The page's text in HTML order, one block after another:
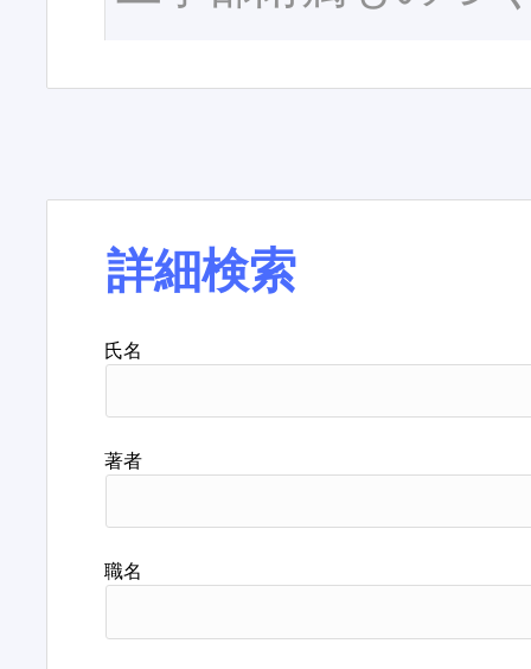
詳細検索
氏名
著者
職名